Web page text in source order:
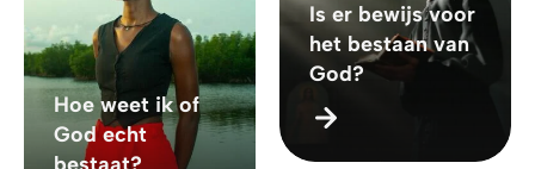
Hoe weet ik of
God echt
Is er bewijs voor
het bestaan van
God?